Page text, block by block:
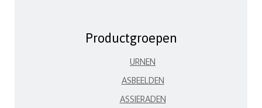
Productgroepen
URNEN
ASBEELDEN
ASSIERADEN